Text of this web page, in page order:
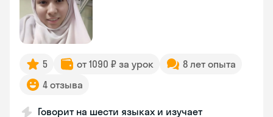
5 от 1090 ₽ за урок
8 лет опыта
4 отзыва
Говорит на шести языках и изучает